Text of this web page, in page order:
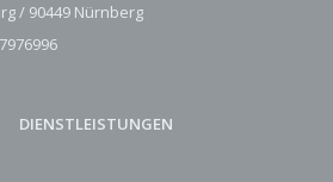
/ 90449 Nürnberg
DIENSTLEISTUNGEN